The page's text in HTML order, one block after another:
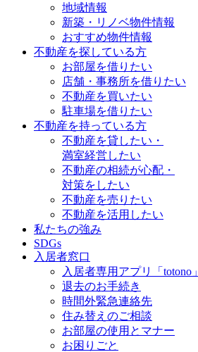
地域情報
新築・リノベ物件情報
おすすめ物件情報
不動産を探している方
お部屋を借りたい
店舗・事務所を借りたい
不動産を買いたい
駐車場を借りたい
不動産を持っている方
不動産を貸したい・
満室経営したい
不動産の相続が心配・
対策をしたい
不動産を売りたい
不動産を活用したい
私たちの強み
SDGs
入居者窓口
入居者専用アプリ「totono」
退去のお手続き
時間外緊急連絡先
住み替えのご相談
お部屋の使用とマナー
お困りごと